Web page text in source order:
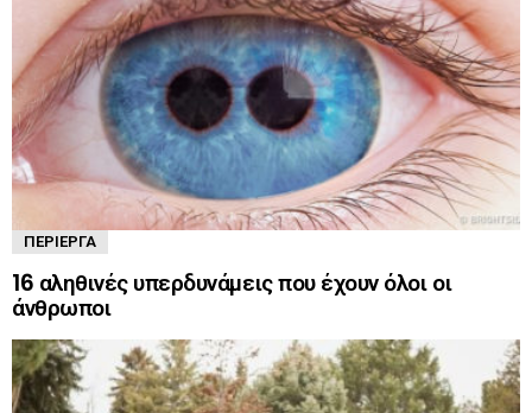
ΠΕΡΊΕΡΓΑ
16 αληθινές υπερδυνάμεις που έχουν όλοι οι
άνθρωποι